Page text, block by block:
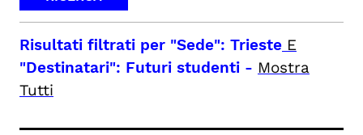
Risultati filtrati per "Sede": Trieste E
"Destinatari": Futuri studenti - Mostra
Tutti